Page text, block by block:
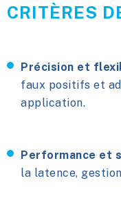
CRITÈRES
Précision et
faux positifs et
application.
Performance et
la latence,